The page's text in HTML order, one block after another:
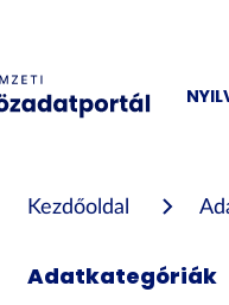
Kezdőoldal
Adatkategóriák